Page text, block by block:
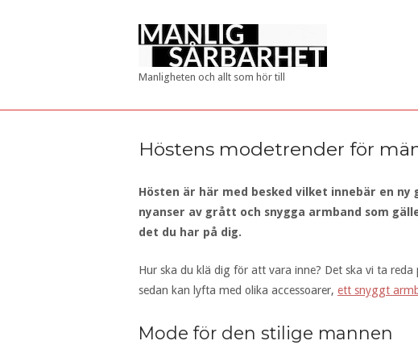
Home
Manligheten och allt som hör till
Höstens modetrender för
Hösten är här med besked vilket innebär en
nyanser av grått och snygga armband som
det du har på dig.
Hur ska du klä dig för att vara inne? Det ska vi ta
sedan kan lyfta med olika accessoarer, ett snyggt
Mode för den stilige mannen